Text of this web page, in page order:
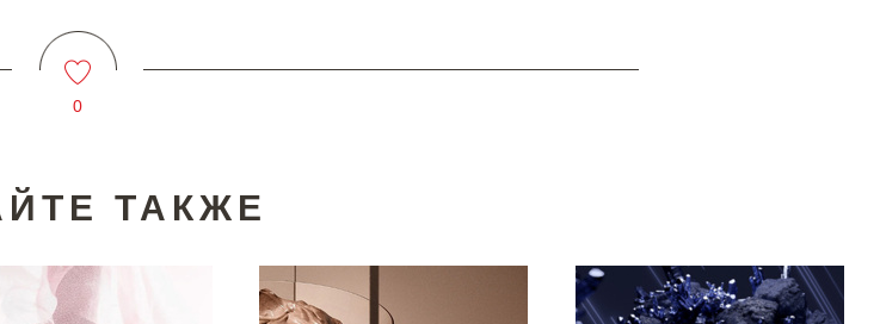
0
ТАКЖЕ